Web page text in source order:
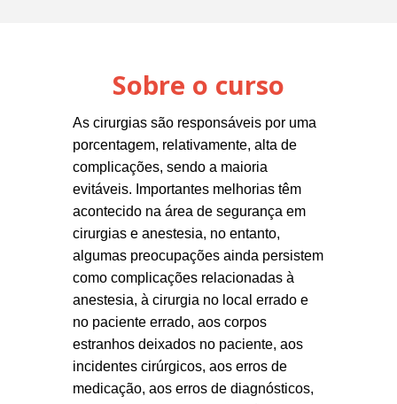
Sobre o curso
As cirurgias são responsáveis por uma
porcentagem, relativamente, alta de
complicações, sendo a maioria
evitáveis. Importantes melhorias têm
acontecido na área de segurança em
cirurgias e anestesia, no entanto,
algumas preocupações ainda persistem
como complicações relacionadas à
anestesia, à cirurgia no local errado e
no paciente errado, aos corpos
estranhos deixados no paciente, aos
incidentes cirúrgicos, aos erros de
medicação, aos erros de diagnósticos,